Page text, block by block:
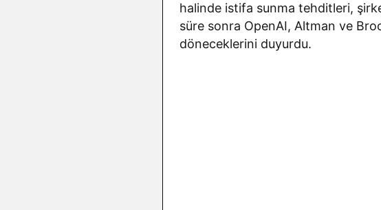
halinde istifa sunma tehditleri,
süre sonra OpenAI, Altman ve
döneceklerini duyurdu.